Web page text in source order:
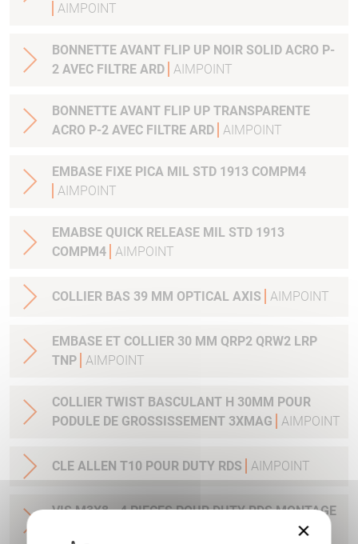
AIMPOINT
BONNETTE AVANT FLIP UP NOIR SOLID ACRO P-
2 AVEC FILTRE ARD AIMPOINT
BONNETTE AVANT FLIP UP TRANSPARENTE
ACRO P-2 AVEC FILTRE ARD AIMPOINT
EMBASE FIXE PICA MIL STD 1913 COMPM4
AIMPOINT
EMABSE QUICK RELEASE MIL STD 1913
COMPM4 AIMPOINT
COLLIER BAS 39 MM OPTICAL AXIS AIMPOINT
EMBASE ET COLLIER 30 MM QRP2 QRW2 LRP
TNP AIMPOINT
COLLIER TWIST BASCULANT H 30MM POUR
PODULE DE GROSSISSEMENT 3XMAG
AIMPOINT
CLE ALLEN T10 POUR DUTY RDS AIMPOINT
VIS M3X8 - 4 PIECES POUR DUTY RDS MONTAGE
×